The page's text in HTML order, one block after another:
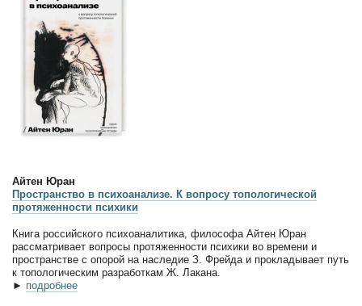
Айтен Юран
Пространство в психоанализе. К вопросу топологической
протяженности психики
Книга российского психоаналитика, философа Айтен Юран
рассматривает вопросы протяженности психики во времени и
пространстве с опорой на наследие З. Фрейда и прокладывает путь
к топологическим разработкам Ж. Лакана.
► подробнее